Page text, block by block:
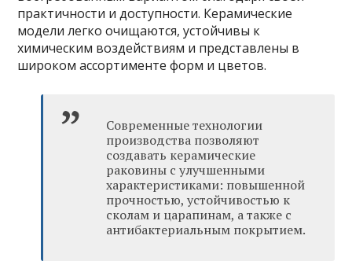
практичности и доступности. Керамические
модели легко очищаются, устойчивы к
химическим воздействиям и представлены в
широком ассортименте форм и цветов.
Современные технологии
производства позволяют
создавать керамические
раковины с улучшенными
характеристиками: повышенной
прочностью, устойчивостью к
сколам и царапинам, а также с
антибактериальным покрытием.